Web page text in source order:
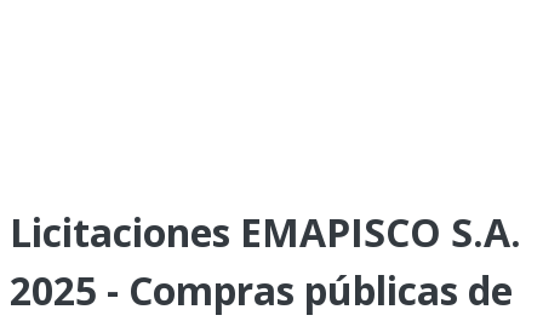
Licitaciones EMAPISCO S.A.
2025 - Compras públicas de